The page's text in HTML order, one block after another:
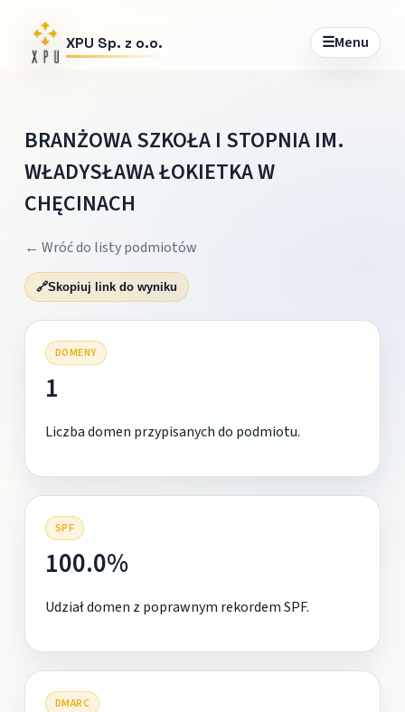
XPU Sp. z o.o. ☰Menu
BRANŻOWA SZKOŁA I STOPNIA IM.
WŁADYSŁAWA ŁOKIETKA W
CHĘCINACH
← Wróć do listy podmiotów
🔗Skopiuj link do wyniku
DOMENY
1
Liczba domen przypisanych do podmiotu.
SPF
100.0%
Udział domen z poprawnym rekordem SPF.
DMARC